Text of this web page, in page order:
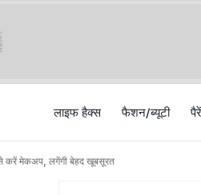
लाइफ हैक्स फैशन/ब्‍यूटी
करें मेकअप, लगेंगी बेहद खूबसूरत